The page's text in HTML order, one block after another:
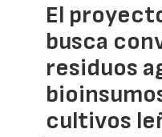
El
busca
residuos
cultivos